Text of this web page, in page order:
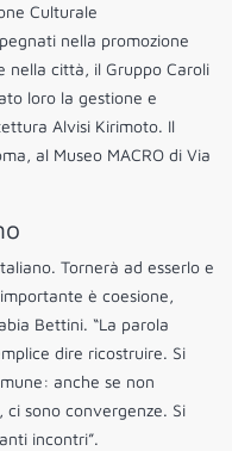
Culturale
nella promozione
nella città, il Gruppo Caroli
loro la gestione e
Alvisi Kirimoto. Il
al Museo MACRO di Via
Tornerà ad esserlo e
è coesione,
Bettini. “La parola
dire ricostruire. Si
anche se non
ci sono convergenze. Si
incontri”.